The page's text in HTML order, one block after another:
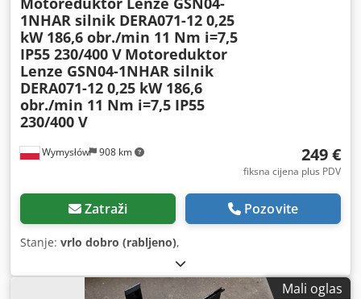
Wymysłów 908 km
1NHAR silnik DERA071-12 0,25
kW 186,6 obr./min 11 Nm i=7,5
IP55 230/400 V Motoreduktor
Lenze GSN04-1NHAR silnik
DERA071-12 0,25 kW 186,6
obr./min 11 Nm i=7,5 IP55
230/400 V
249 €
fiksna cijena plus PDV
Zatraži Pozovite
Stanje: vrlo dobro (rabljeno),
Mali oglas